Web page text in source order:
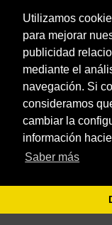
Utilizamos
para mejorar
publicidad
mediante el
navegación. Si
consideramos
cambiar la
información
Saber más
LEGAL
CATÁLOGO
MI CUENTA